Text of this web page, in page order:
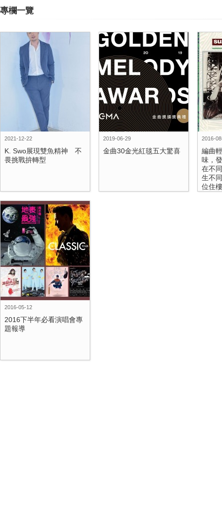
專欄一覽
2021-12-22
K. Swo展現雙魚精神 不
畏挑戰拚轉型
2019-06-29
金曲30金光紅毯五大驚喜
2016-
編曲
味，
在不
生不
位住
2016-05-12
2016下半年必看演唱會專
題報導